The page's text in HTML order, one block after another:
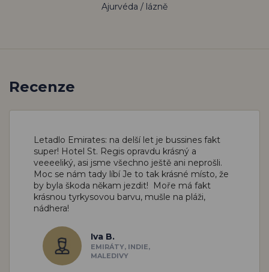
Ajurvéda / lázně
Recenze
Letadlo Emirates: na delší let je bussines fakt
super! Hotel St. Regis opravdu krásný a
veeeeliký, asi jsme všechno ještě ani neprošli.
Moc se nám tady líbíJe to tak krásné místo, že
by byla škoda někam jezdit! Moře má fakt
krásnou tyrkysovou barvu, mušle na pláži,
nádhera!
Iva B.
EMIRÁTY, INDIE,
MALEDIVY